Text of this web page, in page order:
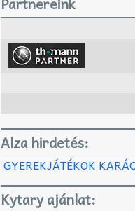
Alza hirdetés:
GYEREKJÁTÉKOK
Kytary ajánlat: